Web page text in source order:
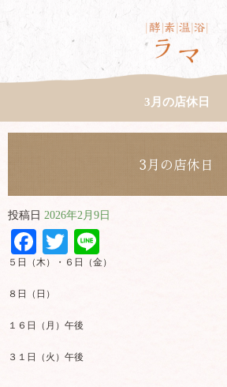
3月の店休日
3月の店休日
投稿日 2026年2月9日
Facebook
Twitter
５日（木）・６日（金）
８日（日）
１６日（月）午後
３１日（火）午後